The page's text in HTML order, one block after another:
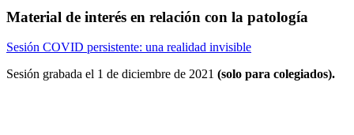
Material de interés en relación con la patología
Sesión COVID persistente: una realidad invisible
Sesión grabada el 1 de diciembre de 2021 (solo para colegiados).